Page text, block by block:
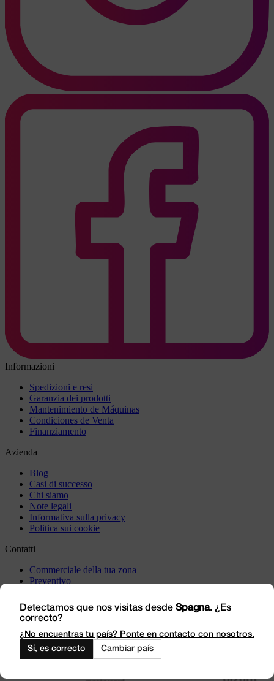
Informazioni
Spedizioni e resi
Garanzia dei prodotti
Mantenimiento de Máquinas
Condiciones de Venta
Finanziamento
Azienda
Blog
Casi di successo
Chi siamo
Note legali
Informativa sulla privacy
Politica sui cookie
Contatti
Commerciale della tua zona
Preventivo
Vieni a trovarci
Lavora con noi
Outlet
Detectamos que nos visitas desde Spagna. ¿Es
correcto?
¿No encuentras tu país? Ponte en contacto con nosotros.
Sí, es correcto
Cambiar país